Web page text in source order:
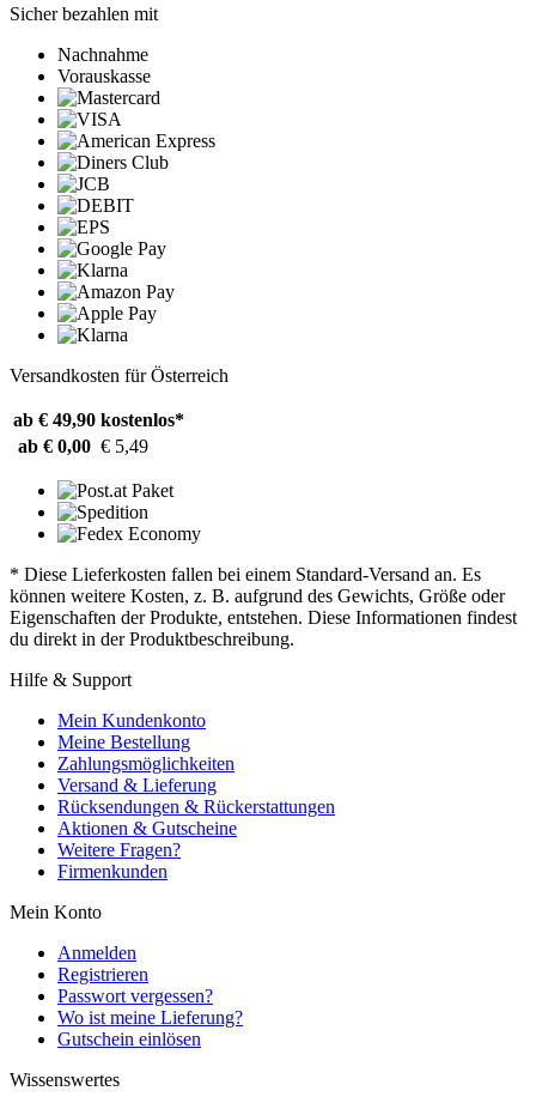
Sicher bezahlen mit
Nachnahme
Vorauskasse
Versandkosten für Österreich
ab € 49,90 kostenlos*
ab € 0,00 € 5,49
* Diese Lieferkosten fallen bei einem Standard-Versand an. Es
können weitere Kosten, z. B. aufgrund des Gewichts, Größe oder
Eigenschaften der Produkte, entstehen. Diese Informationen findest
du direkt in der Produktbeschreibung.
Hilfe & Support
Mein Kundenkonto
Meine Bestellung
Zahlungsmöglichkeiten
Versand & Lieferung
Rücksendungen & Rückerstattungen
Aktionen & Gutscheine
Weitere Fragen?
Firmenkunden
Mein Konto
Anmelden
Registrieren
Passwort vergessen?
Wo ist meine Lieferung?
Gutschein einlösen
Wissenswertes